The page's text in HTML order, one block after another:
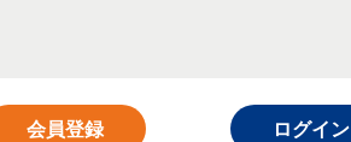
会員登録 ログイン